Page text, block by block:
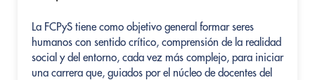
La FCPyS tiene como objetivo general formar seres
humanos con sentido crítico, comprensión de la realidad
social y del entorno, cada vez más complejo, para iniciar
una carrera que, guiados por el núcleo de docentes del